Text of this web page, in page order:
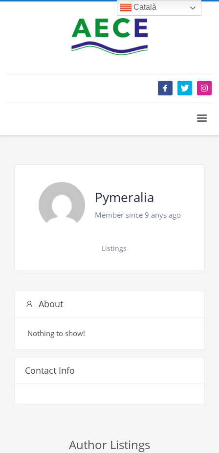
Pymeralia
Member since 9 anys ago
Listings
About
Nothing to show!
Contact Info
Author Listings
Català